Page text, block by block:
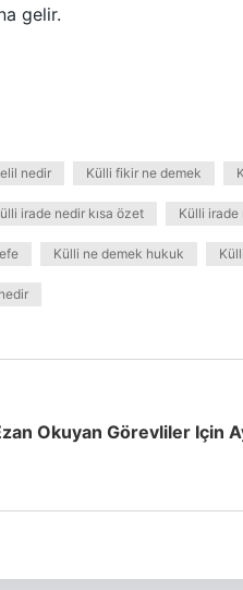
gelir.
nedir Külli fikir ne demek
irade nedir kısa özet Külli irade
Külli ne demek hukuk
Okuyan Görevliler Için